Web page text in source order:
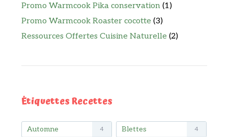
Promo Warmcook Pika conservation (1)
Promo Warmcook Roaster cocotte (3)
Ressources Offertes Cuisine Naturelle (2)
Étiquettes Recettes
Automne 4 Blettes 4